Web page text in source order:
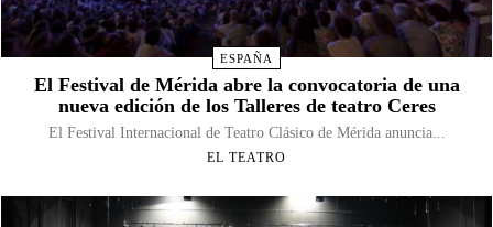
ESPAÑA
El Festival de Mérida abre la convocatoria de una
nueva edición de los Talleres de teatro Ceres
El Festival Internacional de Teatro Clásico de Mérida anuncia...
EL TEATRO